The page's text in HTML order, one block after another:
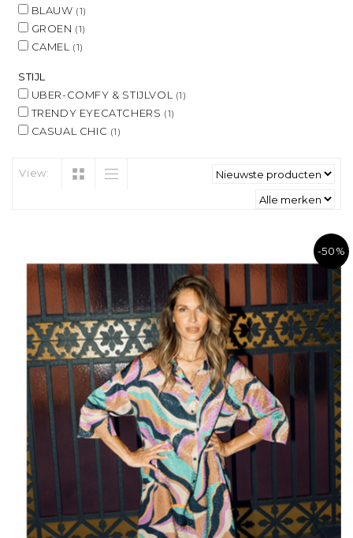
BLAUW (1)
GROEN (1)
CAMEL (1)
STIJL
UBER-COMFY & STIJLVOL
(1)
TRENDY EYECATCHERS (1)
CASUAL CHIC (1)
View:
-50%